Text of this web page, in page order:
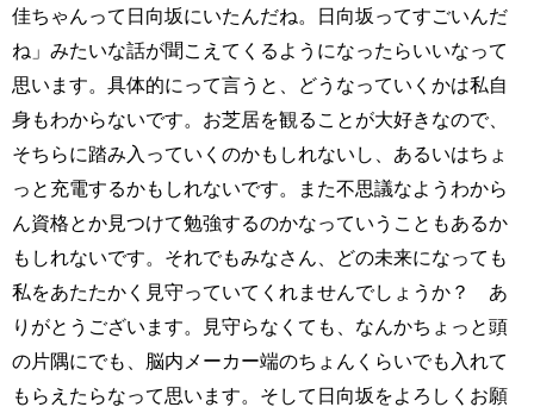
佳ちゃんって日向坂にいたんだね。日向坂ってすごいんだ
ね」みたいな話が聞こえてくるようになったらいいなって
思います。具体的にって言うと、どうなっていくかは私自
身もわからないです。お芝居を観ることが大好きなので、
そちらに踏み入っていくのかもしれないし、あるいはちょ
っと充電するかもしれないです。また不思議なようわから
ん資格とか見つけて勉強するのかなっていうこともあるか
もしれないです。それでもみなさん、どの未来になっても
私をあたたかく見守っていてくれませんでしょうか？ あ
りがとうございます。見守らなくても、なんかちょっと頭
の片隅にでも、脳内メーカー端のちょんくらいでも入れて
もらえたらなって思います。そして日向坂をよろしくお願